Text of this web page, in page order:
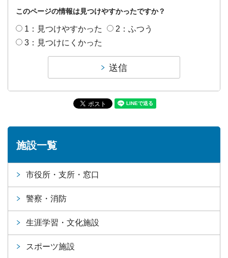
このページの情報は見つけやすかったですか？
1：見つけやすかった
2：ふつう
3：見つけにくかった
施設一覧
市役所・支所・窓口
警察・消防
生涯学習・文化施設
スポーツ施設